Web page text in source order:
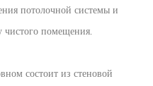
потолочной системы и
чистого помещения.
состоит из стеновой